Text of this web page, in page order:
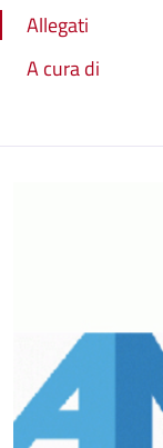
Allegati
A cura di